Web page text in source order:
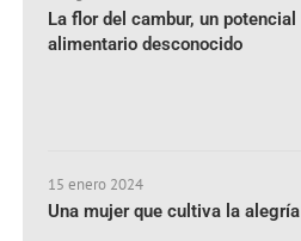
La flor del cambur, un potencial
alimentario desconocido
15 enero 2024
Una mujer que cultiva la alegría